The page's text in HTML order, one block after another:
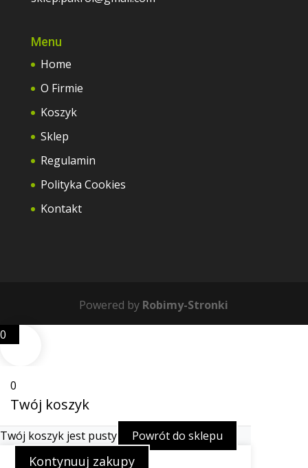
Menu
Home
O Firmie
Koszyk
Sklep
Regulamin
Polityka Cookies
Kontakt
Powered by Robimy-Stronki
0
0
Twój koszyk
Twój koszyk jest pusty Powrót do sklepu
Kontynuuj zakupy